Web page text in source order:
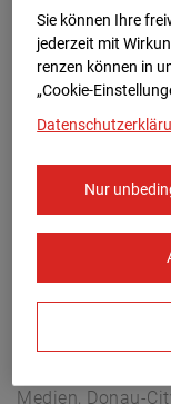
Europe/Berlin
Medien, Donau-
Sie können Ihre
jederzeit mit
renzen können in
„Cookie-
Nur